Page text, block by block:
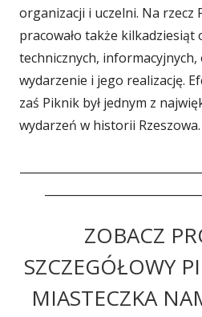
organizacji i uczelni. Na rzecz
pracowało także kilkadziesiąt
technicznych, informacyjnych,
wydarzenie i jego realizację.
zaś Piknik był jednym z
wydarzeń w historii Rzeszowa.
ZOBACZ
SZCZEGÓŁOWY
MIASTECZKA